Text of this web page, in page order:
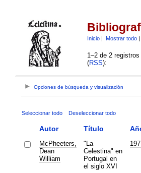
Inicio| Mostrar todo|
1–2 de 2
(RSS):
Opciones de búsqueda y visualización
Seleccionar todo Deseleccionar todo
Autor Título
McPheeters,
Dean
William
"La
Celestina" en
Portugal en
el siglo XVI